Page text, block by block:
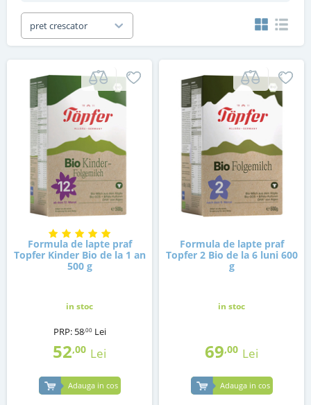
pret crescator
Formula de lapte praf
Topfer Kinder Bio de la 1 an
500 g
in stoc
PRP: 58,00 Lei
52,00 Lei
Adauga in cos
Formula de lapte praf
Topfer 2 Bio de la 6 luni 600
g
in stoc
69,00 Lei
Adauga in cos